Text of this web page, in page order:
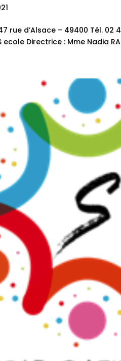
47 rue d’Alsace – 49400 Tél. 02
Directrice : Mme Nadia